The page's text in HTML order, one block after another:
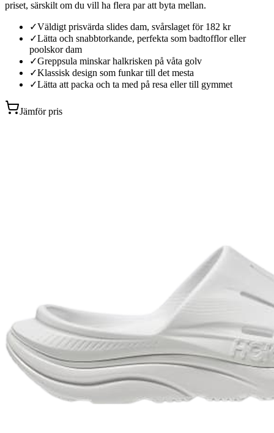
priset, särskilt om du vill ha flera par att byta mellan.
✓Väldigt prisvärda slides dam, svårslaget för 182 kr
✓Lätta och snabbtorkande, perfekta som badtofflor eller
poolskor dam
✓Greppsula minskar halkrisken på våta golv
✓Klassisk design som funkar till det mesta
✓Lätta att packa och ta med på resa eller till gymmet
Jämför pris